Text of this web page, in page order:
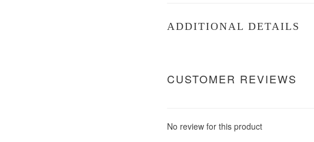
ADDITIONAL DETAILS
CUSTOMER REVIEWS
No review for this product